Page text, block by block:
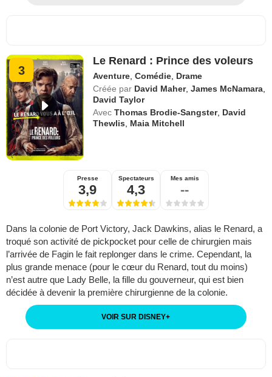
3
Le Renard : Prince des voleurs
Aventure ,Comédie Drame
Créée par David Maher,James McNamara
David Taylor
Avec Thomas Brodie-Sangster, David
Thewlis
Maia Mitchell
Presse
3,9
Spectateurs
4,3
Mes amis
--
Dans la colonie de Port Victory, Jack Dawkins, alias le Renard, a
troqué son activité de pickpocket pour celle de chirurgien mais
l’arrivée de Fagin le fait replonger dans le crime. Cependant, la
plus grande menace (pour le cœur du Renard, tout du moins)
n’est autre que Lady Belle, la fille du gouverneur, qui est bien
décidée à devenir la première chirurgienne de la colonie.
VOIR SUR DISNEY+